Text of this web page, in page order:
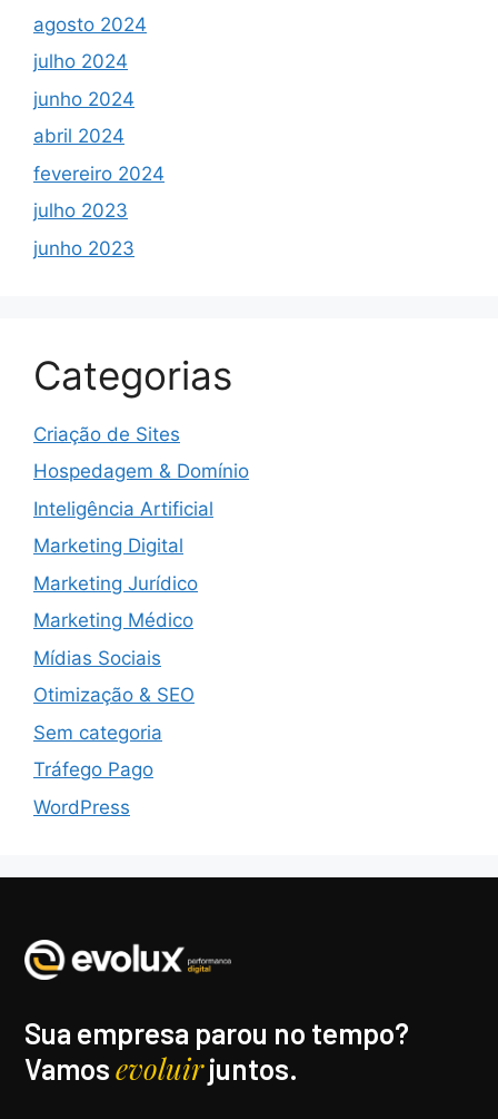
agosto 2024
julho 2024
junho 2024
abril 2024
fevereiro 2024
julho 2023
junho 2023
Categorias
Criação de Sites
Hospedagem & Domínio
Inteligência Artificial
Marketing Digital
Marketing Jurídico
Marketing Médico
Mídias Sociais
Otimização & SEO
Sem categoria
Tráfego Pago
WordPress
Sua empresa parou no tempo?
Vamosevoluirjuntos.